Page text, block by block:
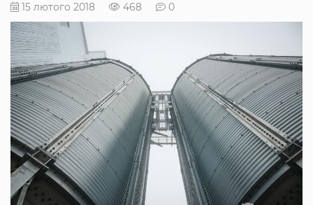
15 лютого 2018 468 0